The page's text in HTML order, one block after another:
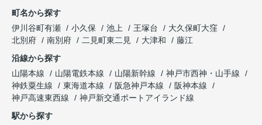
町名から探す
伊川谷町有瀬
小久保 池上 王塚台
大久保町大窪
北別府
南別府 二見町東二見 大津和
藤江
沿線から探す
山陽本線
山陽電鉄本線 山陽新幹線
神戸市西神・山手線
神鉄粟生線
東海道本線 阪急神戸本線
阪神本線
神戸高速東西線
神戸新交通ポートアイランド線
駅から探す